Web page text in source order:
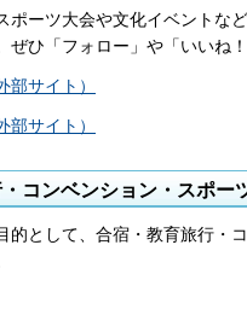
ポーツ大会や文化イベントな
ぜひ「フォロー」や「いいね
部サイト）
部サイト）
コンベンション・スポー
的として、合宿・教育旅行・